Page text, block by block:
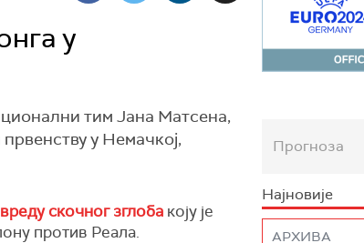
у
тим Јана Матсена,
у Немачкој,
скочног зглоба коју је
против Реала.
Прогноза
Најновије